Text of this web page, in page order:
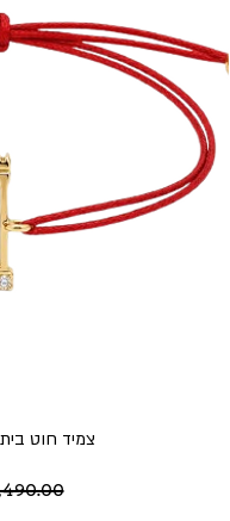
צמיד חוט
מחיר‏1,490.00 ‏₪